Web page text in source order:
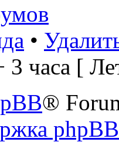
•
3 часа [
®
phpBB